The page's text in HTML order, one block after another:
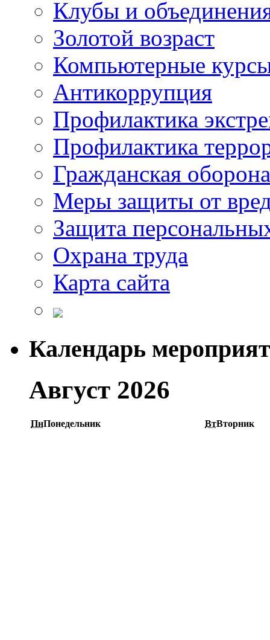
Клубы и
Золотой возраст
Компьютерные
Антикоррупция
Профилактика
Профилактика
Гражданская оборона
Меры защиты от
Защита
Охрана труда
Карта сайта
Календарь
Август 2026
ПнПонедельник ВтВторник